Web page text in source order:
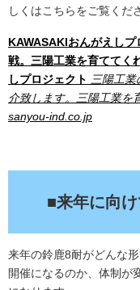
しくはこちらをご覧くだ
KAWASAKIおんがえし
戦。三陽工業を育ててく
しプロジェクト 三陽工
介致します。三陽工業を
sanyou-ind.co.jp
■来年に向
来年の鈴鹿8耐がどんな
開催になるのか、体制が